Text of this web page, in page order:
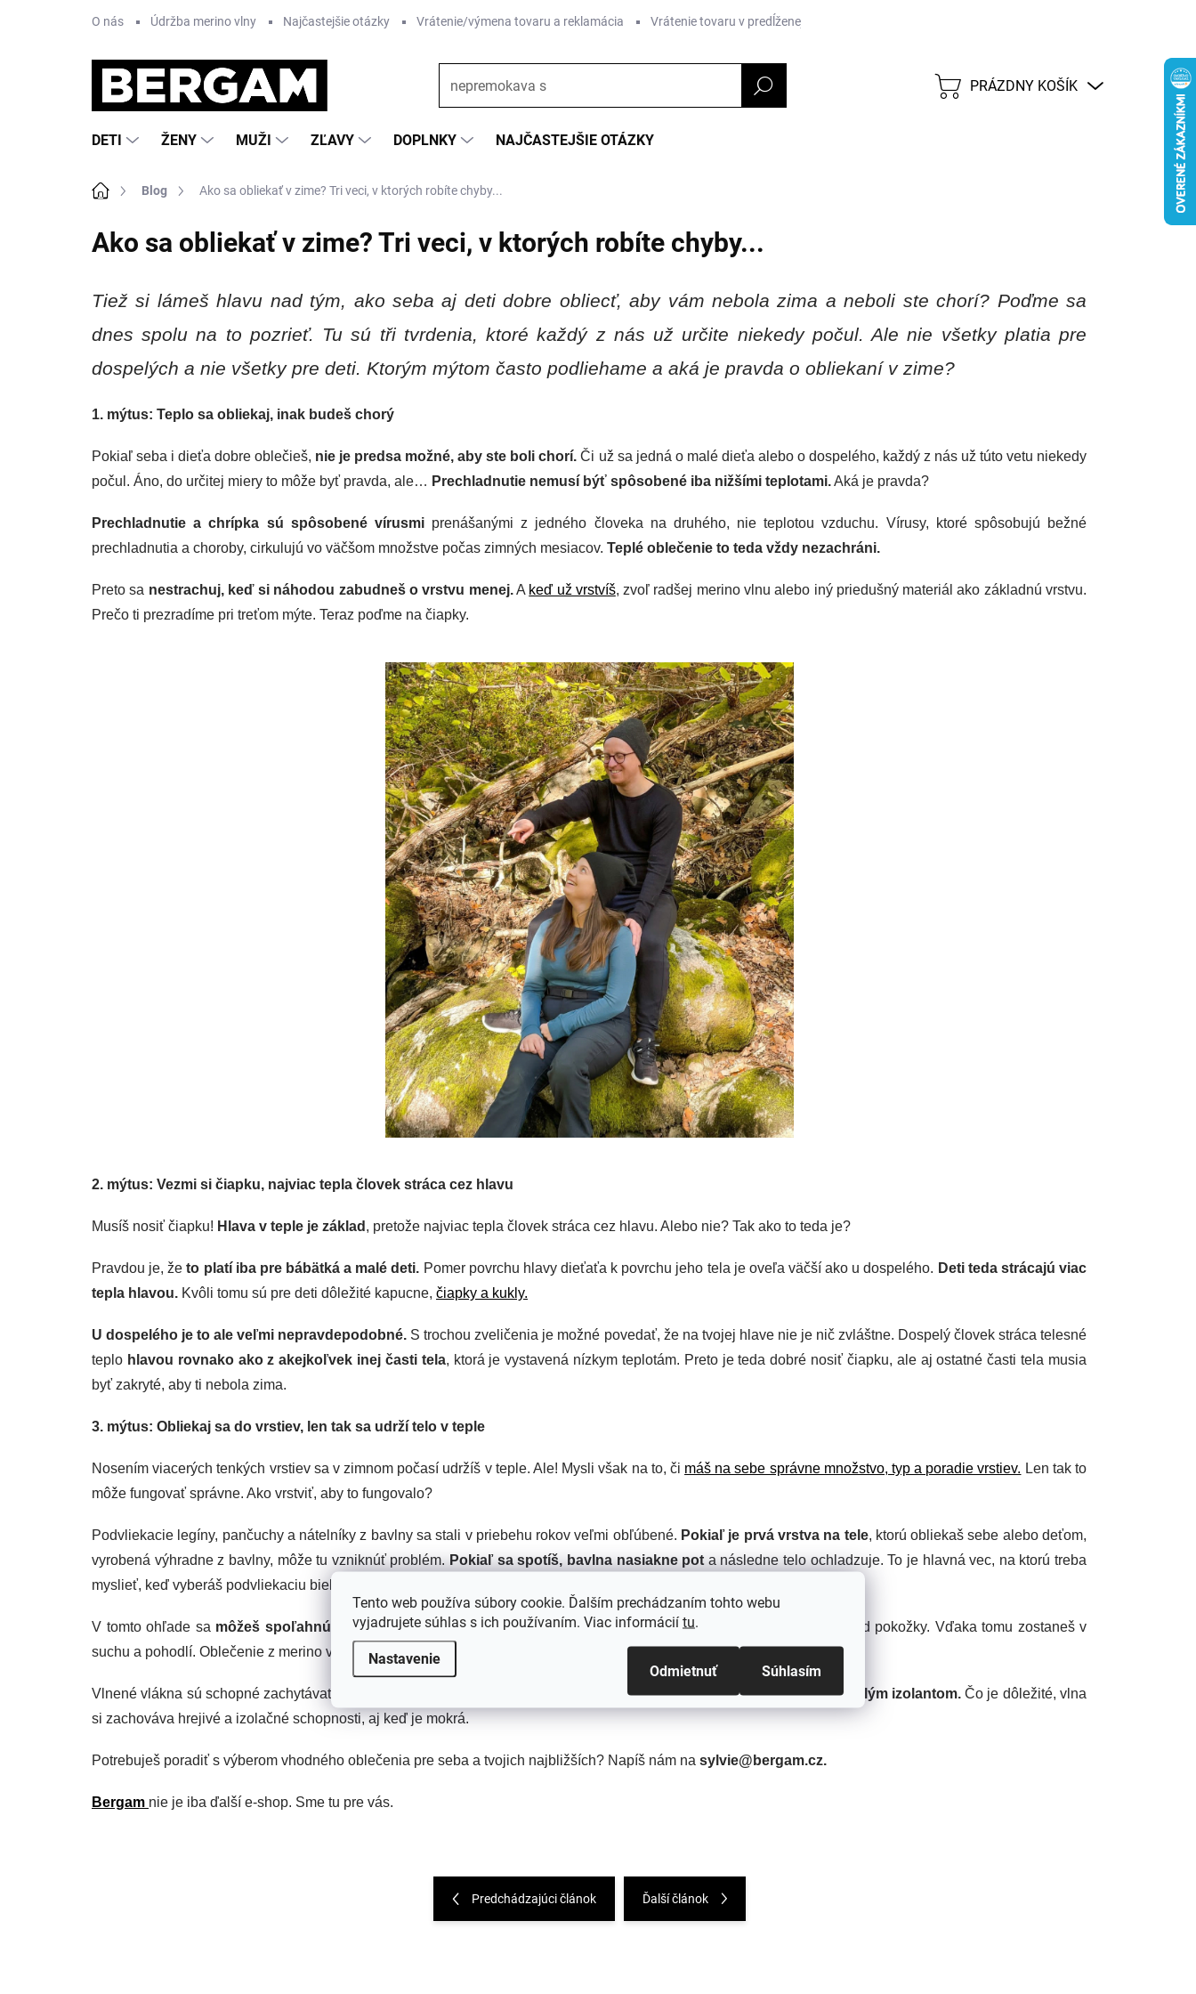
Tento web používa súbory cookie. Ďalším prechádzaním tohto webu
vyjadrujete súhlas s ich používaním. Viac informácií tu.
Nastavenie
Odmietnuť Súhlasím
O nás Údržba merino vlny Najčastejšie otázky Vrátenie/výmena tovaru a reklamácia Vrátenie tovaru v predĺženej lehote 45 dní
NÁKUPNÝ
PRÁZDNY KOŠÍK
DETI ŽENY MUŽI ZĽAVY DOPLNKY NAJČASTEJŠIE OTÁZKY
DomovBlog Ako sa obliekať v zime? Tri veci, v ktorých robíte chyby...
Ako sa obliekať v zime? Tri veci, v ktorých robíte chyby...
Tiež si lámeš hlavu nad tým, ako seba aj deti dobre obliecť, aby vám nebola zima a neboli ste chorí? Poďme sa
dnes spolu na to pozrieť. Tu sú tři tvrdenia, ktoré každý z nás už určite niekedy počul. Ale nie všetky platia pre
dospelých a nie všetky pre deti. Ktorým mýtom často podliehame a aká je pravda o obliekaní v zime?
1. mýtus: Teplo sa obliekaj, inak budeš chorý
Pokiaľ seba i dieťa dobre oblečieš, nie je predsa možné, aby ste boli chorí. Či už sa jedná o malé dieťa alebo o dospelého, každý z nás už túto vetu niekedy
počul. Áno, do určitej miery to môže byť pravda, ale… Prechladnutie nemusí býť spôsobené iba nižšími teplotami.Aká je pravda?
Prechladnutie a chrípka sú spôsobené vírusmiprenášanými z jedného človeka na druhého, nie teplotou vzduchu. Vírusy, ktoré spôsobujú bežné
prechladnutia a choroby, cirkulujú vo väčšom množstve počas zimných mesiacov. Teplé oblečenie to teda vždy nezachráni.
Preto sa nestrachuj, keď si náhodou zabudneš o vrstvu menej.A keď už vrstvíš, zvoľ radšej merino vlnu alebo iný priedušný materiál ako základnú vrstvu.
Prečo ti prezradíme pri treťom mýte. Teraz poďme na čiapky.
2. mýtus: Vezmi si čiapku, najviac tepla človek stráca cez hlavu
Musíš nosiť čiapku! Hlava v teple je základ , pretože najviac tepla človek stráca cez hlavu. Alebo nie? Tak ako to teda je?
Pravdou je, žeto platí iba pre bábätká a malé deti. Pomer povrchu hlavy dieťaťa k povrchu jeho tela je oveľa väčší ako u dospelého. Deti teda strácajú viac
tepla hlavou. Kvôli tomu sú pre deti dôležité kapucne, čiapky a kukly.
U dospelého je to ale veľmi nepravdepodobné. S trochou zveličenia je možné povedať, že na tvojej hlave nie je nič zvláštne. Dospelý človek stráca telesné
teplo hlavou rovnako ako z akejkoľvek inej časti tela, ktorá je vystavená nízkym teplotám. Preto je teda dobré nosiť čiapku, ale aj ostatné časti tela musia
byť zakryté, aby ti nebola zima.
3. mýtus: Obliekaj sa do vrstiev, len tak sa udrží telo v teple
Nosením viacerých tenkých vrstiev sa v zimnom počasí udržíš v teple. Ale! Mysli však na to, či máš na sebe správne množstvo, typ a poradie vrstiev. Len tak to
môže fungovať správne. Ako vrstviť, aby to fungovalo?
Podvliekacie legíny, pančuchy a nátelníky z bavlny sa stali v priebehu rokov veľmi obľúbené. Pokiaľ je prvá vrstva na tele, ktorú obliekaš sebe alebo deťom,
vyrobená výhradne z bavlny, môže tu vzniknúť problém. Pokiaľ sa spotíš, bavlna nasiakne pota následne telo ochladzuje. To je hlavná vec, na ktorú treba
myslieť, keď vyberáš podvliekaciu bielizeň pre seba alebo deti.
V tomto ohľade sa môžeš spoľahnúť na merino vlnu.Merino vlna má úžasnú schopnosť transportovať vlhkosť preč od pokožky. Vďaka tomu zostaneš v
suchu a pohodlí. Oblečenie z merino vlny
ťa skvele zahreje.
Vlnené vlákna sú schopné zachytávať vzduch lepšie ako akékoľvek iné tkaniny. Všetok tenzachytený vzduch je dokonalým izolantom.Čo je dôležité, vlna
si zachováva hrejivé a izolačné schopnosti, aj keď je mokrá.
Potrebuješ poradiť s výberom vhodného oblečenia pre seba a tvojich najbližších? Napíš nám na sylvie@bergam.cz.
Bergam nie je iba ďalší e-shop. Sme tu pre vás.
Predchádzajúci článok Ďalší článok